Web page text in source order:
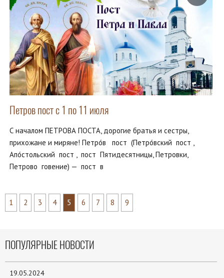
Петров пост с 1 по 11 июля
С началом ПЕТРОВА ПОСТА, дорогие братья и сестры,
прихожане и миряне! Петро́в пост (Петро́вский пост ,
Апо́стольский пост , пост Пятидесятницы, Петровки,
Петрово говение) — пост в
1 2 3 4 5 6 7 8 9
ПОПУЛЯРНЫЕ НОВОСТИ
19.05.2024